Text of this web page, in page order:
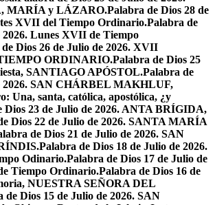
MARÍA y LÁZARO.Palabra de Dios 28 de
XVII del Tiempo Ordinario.Palabra de
2026. Lunes XVII de Tiempo
Dios 26 de Julio de 2026. XVII
ORDINARIO.Palabra de Dios 25
SANTIAGO APÓSTOL.Palabra de
2026. SAN CHÁRBEL MAKHLUF,
Una, santa, católica, apostólica, ¿y
Dios 23 de Julio de 2026. ANTA BRÍGIDA,
Dios 22 de Julio de 2026. SANTA MARÍA
de Dios 21 de Julio de 2026. SAN
Palabra de Dios 18 de Julio de 2026.
Odinario.Palabra de Dios 17 de Julio de
Tiempo Ordinario.Palabra de Dios 16 de
NUESTRA SEÑORA DEL
de Dios 15 de Julio de 2026. SAN